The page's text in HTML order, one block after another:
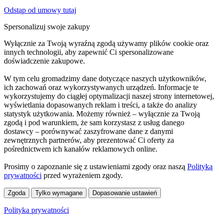
Odstąp od umowy tutaj
Spersonalizuj swoje zakupy
Wyłącznie za Twoją wyraźną zgodą używamy plików cookie oraz
innych technologii, aby zapewnić Ci spersonalizowane
doświadczenie zakupowe.
W tym celu gromadzimy dane dotyczące naszych użytkowników,
ich zachowań oraz wykorzystywanych urządzeń. Informacje te
wykorzystujemy do ciągłej optymalizacji naszej strony internetowej,
wyświetlania dopasowanych reklam i treści, a także do analizy
statystyk użytkowania. Możemy również – wyłącznie za Twoją
zgodą i pod warunkiem, że sam korzystasz z usług danego
dostawcy – porównywać zaszyfrowane dane z danymi
zewnętrznych partnerów, aby prezentować Ci oferty za
pośrednictwem ich kanałów reklamowych online.
Prosimy o zapoznanie się z ustawieniami zgody oraz naszą Polityką
prywatności przed wyrażeniem zgody.
Zgoda Tylko wymagane Dopasowanie ustawień
Polityka prywatności